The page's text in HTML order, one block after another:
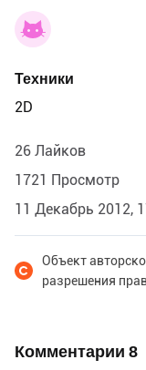
Техники
2D
26 Лайков
1721 Просмотр
11 Декабрь 2012,
Объект
разрешения
Комментарии 8